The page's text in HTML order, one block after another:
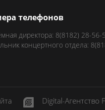
телефонов
директора: 8(8182) 28-56-
концертного отдела:
Digital-Агентство